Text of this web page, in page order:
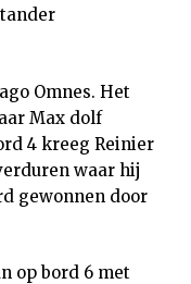
Omnes. Het
Max dolf
4 kreeg Reinier
waar hij
gewonnen door
op bord 6 met